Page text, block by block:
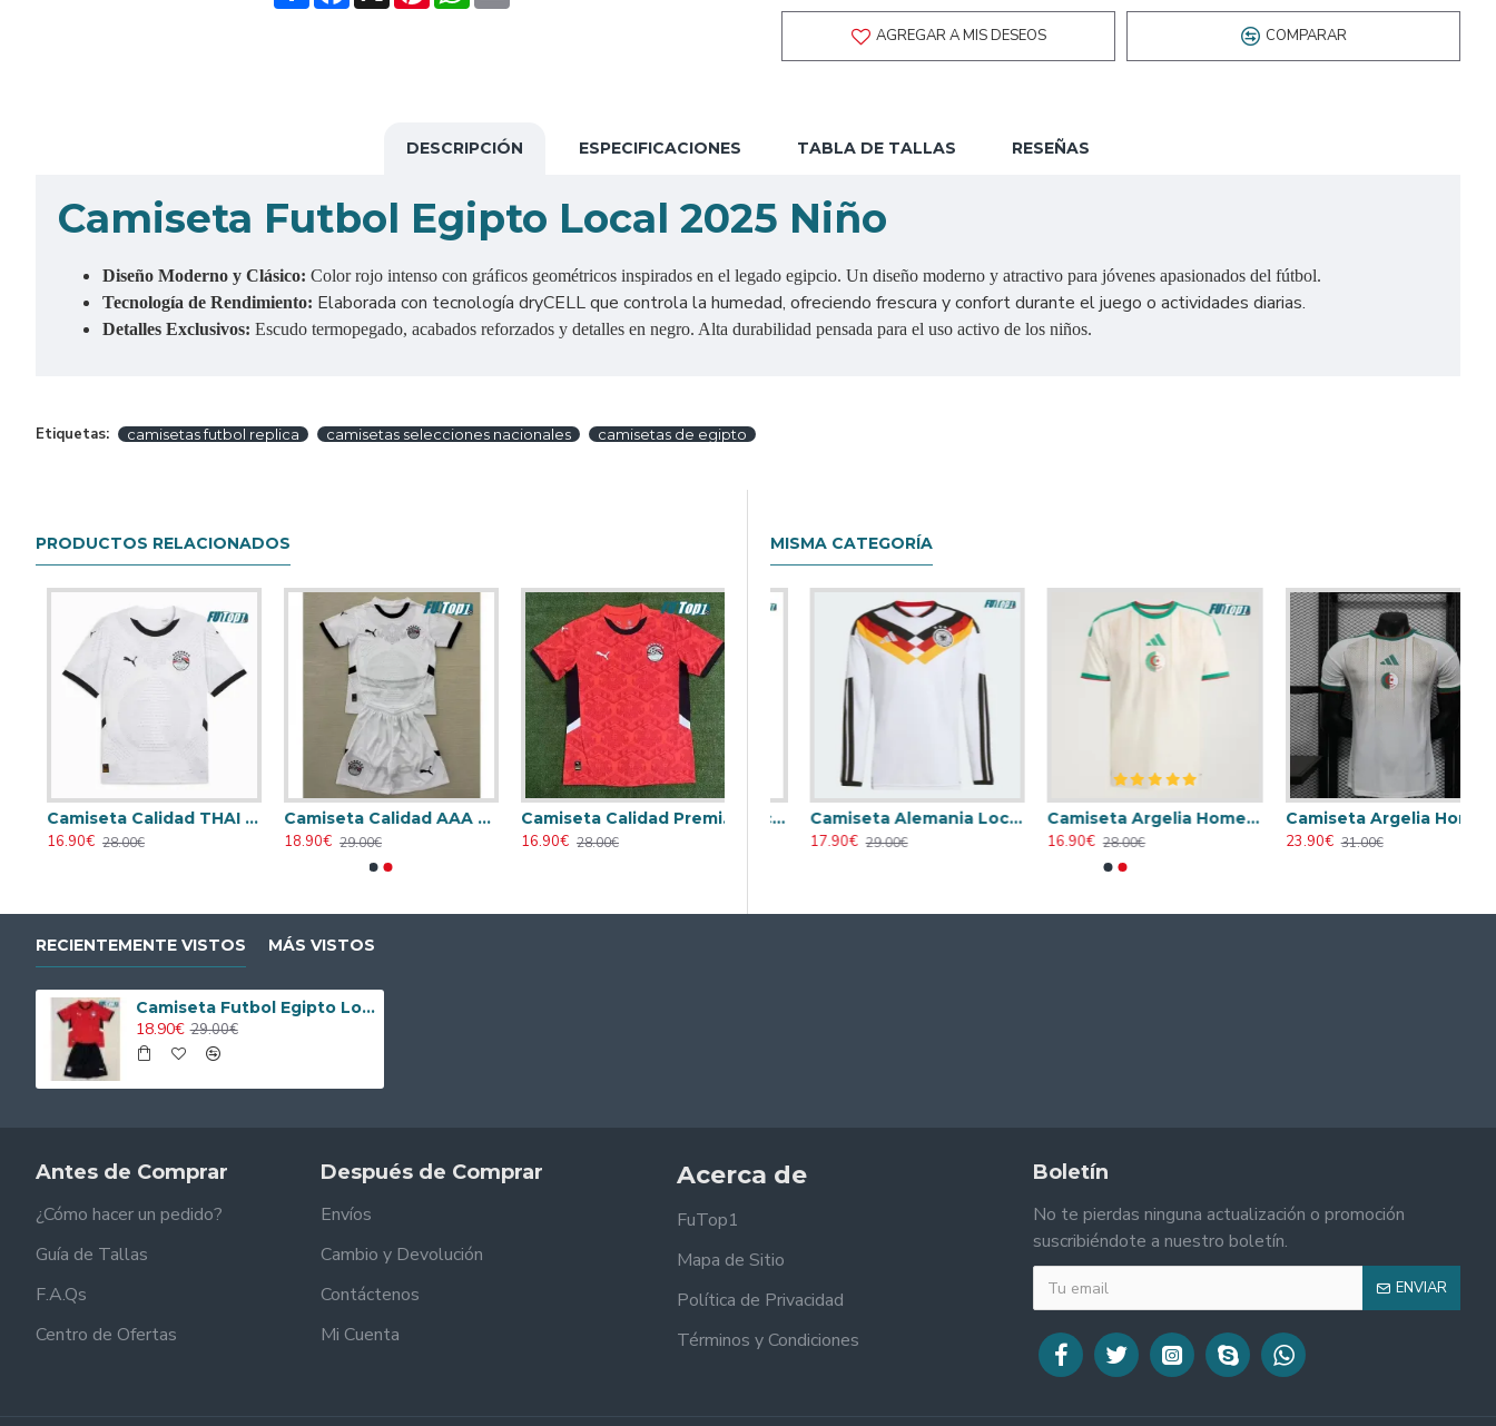
AGREGAR A MIS DESEOS COMPARAR
DESCRIPCIÓN ESPECIFICACIONES TABLA DE TALLAS RESEÑAS
Camiseta Futbol Egipto Local 2025 Niño
Diseño Moderno y Clásico: Color rojo intenso con gráficos geométricos inspirados en el legado egipcio. Un diseño moderno y atractivo para jóvenes apasionados del fútbol.
Tecnología de Rendimiento: Elaborada con tecnología dryCELL que controla la humedad, ofreciendo frescura y confort durante el juego o actividades diarias.
Detalles Exclusivos: Escudo termopegado, acabados reforzados y detalles en negro. Alta durabilidad pensada para el uso activo de los niños.
Etiquetas: camisetas futbol replica camisetas selecciones nacionales camisetas de egipto
PRODUCTOS RELACIONADOS
Camiseta Calidad THAI Egipto Visitante Segunda Equipación 2025
16.90€ 28.00€
Camiseta Calidad AAA Egipto Away 2025 Equipación
18.90€ 29.00€
Camiseta Calidad Premium Egipto Home 2025
16.90€ 28.00€
MISMA CATEGORÍA
18.90€ 29.00€
16.90€ 28.00€
16.90€ 28.00€
Camiseta Alemania Local Mundial 2026 ML Blanco
17.90€ 29.00€
Camiseta Argelia Home 2026
16.90€ 28.00€
Camiseta Argelia Home 2026 Versión Jugador
23.90€ 31.00€
RECIENTEMENTE VISTOS MÁS VISTOS
Camiseta Futbol Egipto Local 2025 Niño
18.90€ 29.00€
Antes de Comprar
¿Cómo hacer un pedido?
Guía de Tallas
F.A.Qs
Centro de Ofertas
Después de Comprar
Envíos
Cambio y Devolución
Contáctenos
Mi Cuenta
Acerca de
FuTop1
Mapa de Sitio
Política de Privacidad
Términos y Condiciones
Boletín
No te pierdas ninguna actualización o promoción
suscribiéndote a nuestro boletín.
ENVIAR